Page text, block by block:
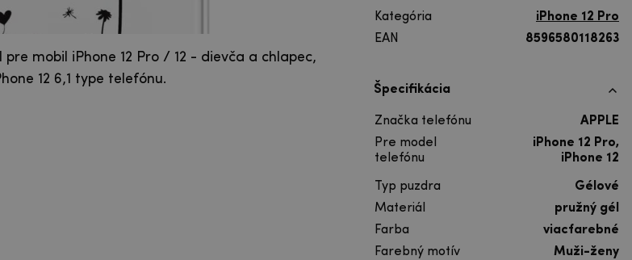
mobil iPhone 12 Pro / 12 - dievča a chlapec,
12 6,1 type telefónu.
Kategória
iPhone 12 Pro
EAN
8596580118263
Špecifikácia
Značka telefónu
APPLE
Pre model
telefónu
iPhone 12 Pro,
iPhone 12
Typ puzdra
Gélové
Materiál
pružný gél
Farba
viacfarebné
Farebný motív
Muži-ženy